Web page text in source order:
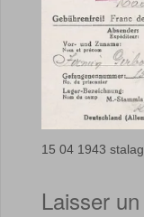
15 04 1943
Laisser